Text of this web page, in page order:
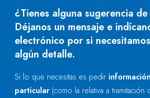
¿Tienes alguna sugerencia
Déjanos un mensaje e
electrónico por si
algún detalle.
Si lo que necesitas es pedir
particular (como la relativa a tramitación